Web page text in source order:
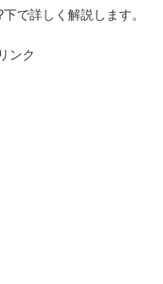
で詳しく解説します。
ンク